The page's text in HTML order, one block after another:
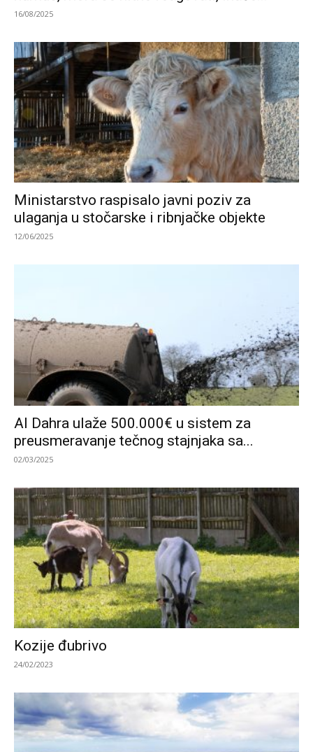
16/08/2025
Ministarstvo raspisalo javni poziv za
ulaganja u stočarske i ribnjačke objekte
12/06/2025
Al Dahra ulaže 500.000€ u sistem za
preusmeravanje tečnog stajnjaka sa...
02/03/2025
Kozije đubrivo
24/02/2023